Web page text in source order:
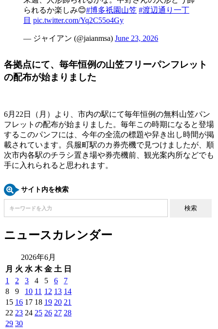
られるか楽しみ😊#博多祇園山笠 #渡辺通り一丁
目 pic.twitter.com/Yq2C55o4Gy
— ジャイアン (@jaianmsa) June 23, 2026
各拠点にて、毎年恒例の山笠フリーパンフレット
の配布が始まりました
6月22日（月）より、市内の駅にて毎年恒例の無料山笠パン
フレットの配布が始まりました。毎年この時期になると登場
するこのパンフには、今年の全流の標題や舁き出し時間が掲
載されています。呉服町駅のカ券売機で見つけましたが、順
次市内各駅のチラシ置き場や券売機前、観光案内所などでも
手に入れられると思われます。
サイト内を検索
ニュースカレンダー
2026年6月
月 火 水 木 金 土 日
1
2 3 4 5 6
7
8
9 10 11 12 13 14
15 16 17 18 19 20 21
22 23 24 25 26 27 28
29 30